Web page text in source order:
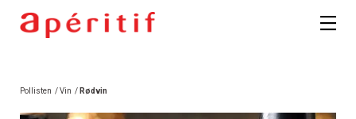
Pollisten /Vin / Rødvin